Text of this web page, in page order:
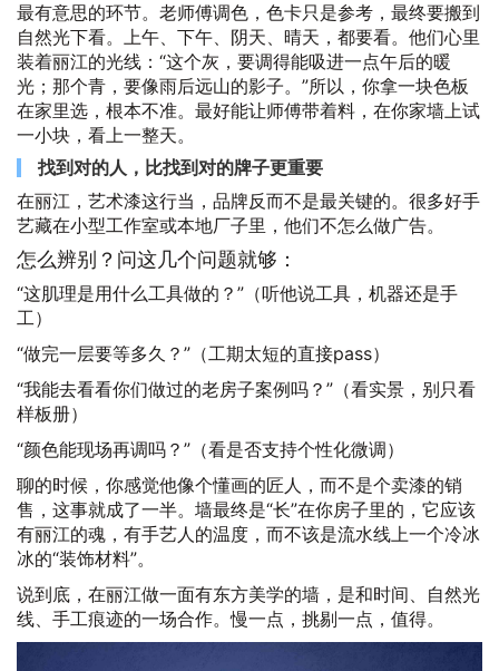
最有意思的环节。老师傅调色，色卡只是参考，最终要搬到
自然光下看。上午、下午、阴天、晴天，都要看。他们心里
装着丽江的光线：“这个灰，要调得能吸进一点午后的暖
光；那个青，要像雨后远山的影子。”所以，你拿一块色板
在家里选，根本不准。最好能让师傅带着料，在你家墙上试
一小块，看上一整天。
找到对的人，比找到对的牌子更重要
在丽江，艺术漆这行当，品牌反而不是最关键的。很多好手
艺藏在小型工作室或本地厂子里，他们不怎么做广告。
怎么辨别？问这几个问题就够：
“这肌理是用什么工具做的？”（听他说工具，机器还是手
工）
“做完一层要等多久？”（工期太短的直接pass）
“我能去看看你们做过的老房子案例吗？”（看实景，别只看
样板册）
“颜色能现场再调吗？”（看是否支持个性化微调）
聊的时候，你感觉他像个懂画的匠人，而不是个卖漆的销
售，这事就成了一半。墙最终是“长”在你房子里的，它应该
有丽江的魂，有手艺人的温度，而不该是流水线上一个冷冰
冰的“装饰材料”。
说到底，在丽江做一面有东方美学的墙，是和时间、自然光
线、手工痕迹的一场合作。慢一点，挑剔一点，值得。